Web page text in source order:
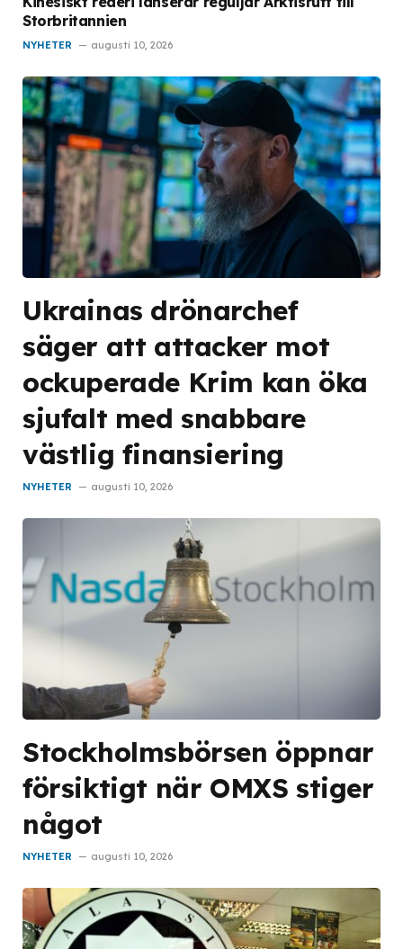
Storbritannien
NYHETER augusti 10, 2026
Ukrainas drönarchef
säger att attacker mot
ockuperade Krim kan öka
sjufalt med snabbare
västlig finansiering
NYHETER augusti 10, 2026
Stockholmsbörsen öppnar
försiktigt när OMXS stiger
något
NYHETER augusti 10, 2026